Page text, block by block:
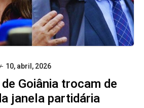
10, abril, 2026
Goiânia trocam de
janela partidária